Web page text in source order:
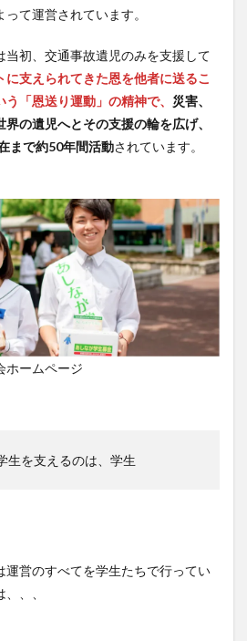
て運営されています。
当初、交通事故遺児のみを支援して
に支えられてきた恩を他者に送るこ
「恩送り運動」の精神で、 災害、
の遺児へとその支援の輪を広げ、
まで約50年間活動されています。
ホームページ
生を支えるのは、学生
運営のすべてを学生たちで行ってい
、、